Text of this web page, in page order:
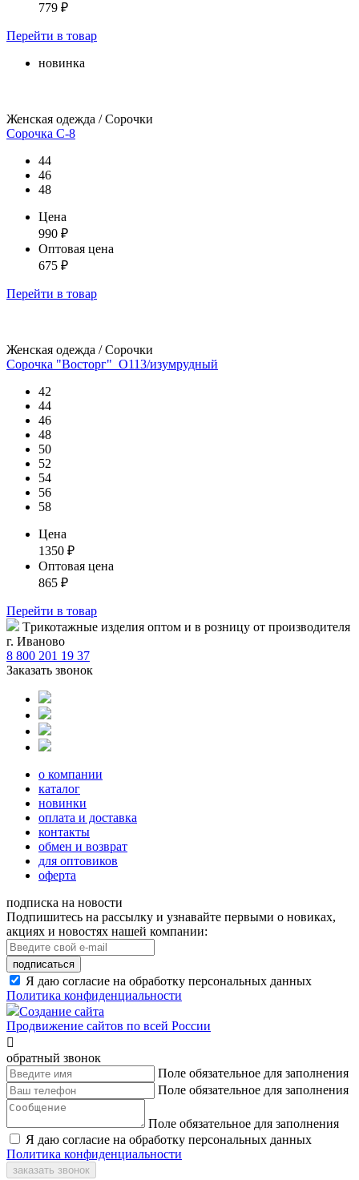
779 ₽
Перейти в товар
новинка
Женская одежда / Сорочки
Сорочка С-8
44
46
48
Цена
990 ₽
Оптовая цена
675 ₽
Перейти в товар
Женская одежда / Сорочки
Сорочка "Восторг"_О113/изумрудный
42
44
46
48
50
52
54
56
58
Цена
1350 ₽
Оптовая цена
865 ₽
Перейти в товар
Tрикотажные изделия оптом и в розницу от производителя
г. Иваново
8 800 201 19 37
Заказать звонок
о компании
каталог
новинки
оплата и доставка
контакты
обмен и возврат
для оптовиков
оферта
подписка на новости
Подпишитесь на рассылку и узнавайте первыми о новиках,
акциях и новостях нашей компании:
подписаться
Я даю согласие на обработку персональных данных
Политика конфиденциальности
Создание сайта
Продвижение сайтов по всей России

обратный звонок
Поле обязательное для заполнения
Поле обязательное для заполнения
Поле обязательное для заполнения
Я даю согласие на обработку персональных данных
Политика конфиденциальности
заказать звонок